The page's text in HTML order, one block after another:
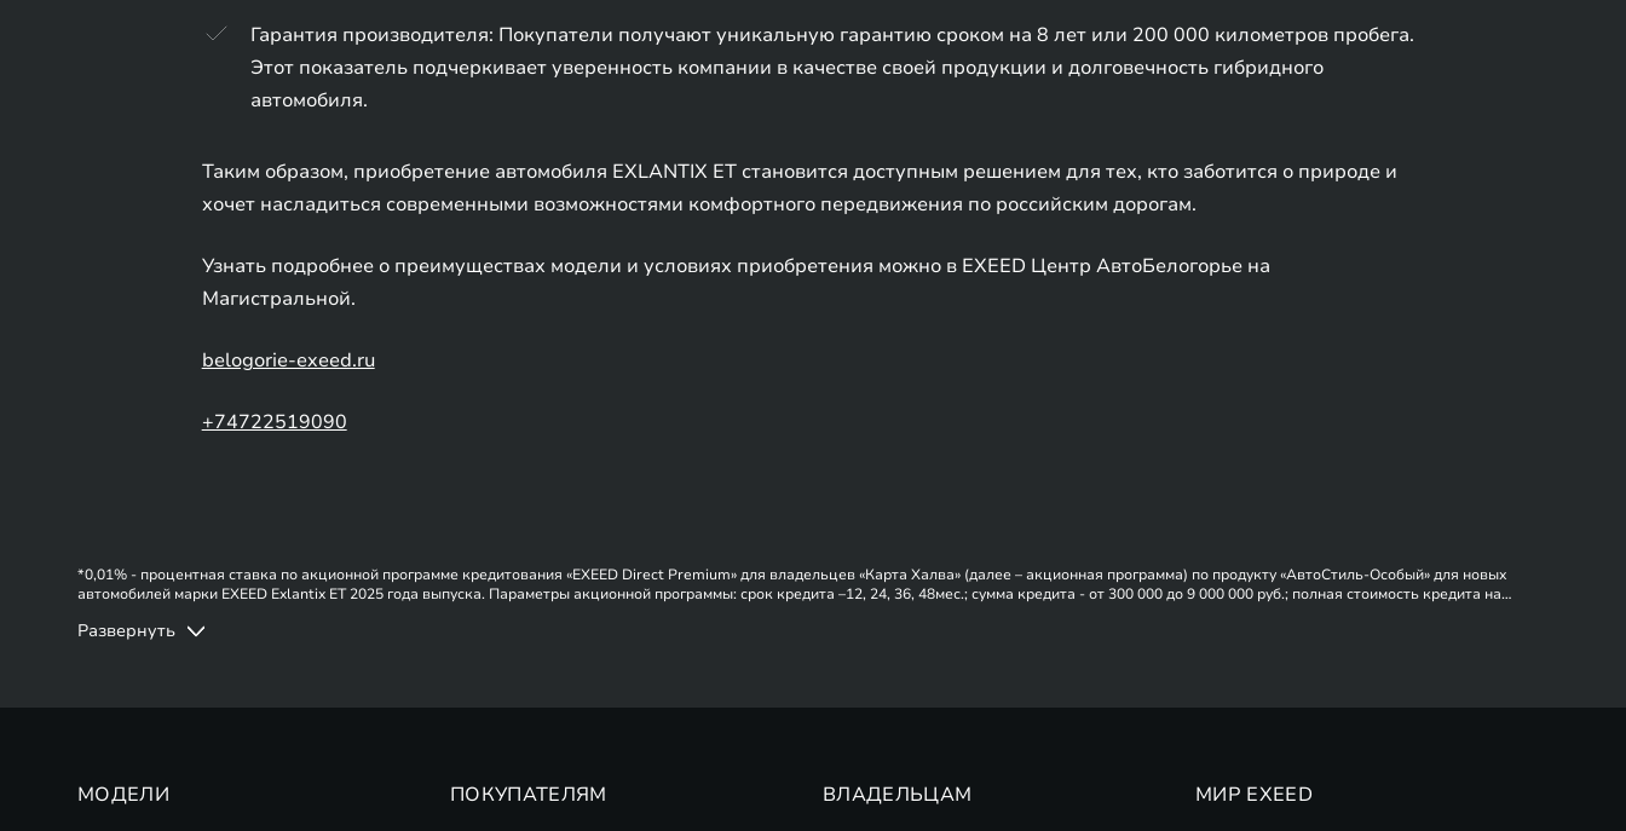
Гарантия производителя: Покупатели получают уникальную гарантию сроком на 8 лет или 200 000 километров пробега.
Этот показатель подчеркивает уверенность компании в качестве своей продукции и долговечность гибридного
автомобиля.
Таким образом, приобретение автомобиля EXLANTIX ET становится доступным решением для тех, кто заботится о природе и
хочет насладиться современными возможностями комфортного передвижения по российским дорогам.
Узнать подробнее о преимуществах модели и условиях приобретения можно в EXEED Центр АвтоБелогорье на
Магистральной.
belogorie-exeed.ru
+74722519090
*0,01% - процентная ставка по акционной программе кредитования «EXEED Direct Premium» для владельцев «Карта Халва» (далее – акционная программа) по продукту «АвтоСтиль-Особый» для новых
автомобилей марки EXEED Exlantix ET 2025 года выпуска. Параметры акционной программы: срок кредита –12, 24, 36, 48мес.; сумма кредита - от 300 000 до 9 000 000 руб.; полная стоимость кредита на
0,01% действует при сроке кредита 12 мес. и первоначальном взносе от 70 %, при сроке кредита 24 мес и первоначальном взносе от 80%.Процентная ставка по кредиту, установленная акционной
Развернуть
МОДЕЛИ
ПОКУПАТЕЛЯМ
ВЛАДЕЛЬЦАМ
МИР EXEED